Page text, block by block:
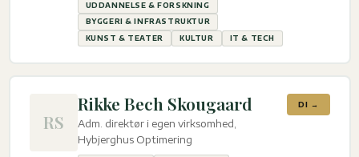
UDDANNELSE & FORSKNING
BYGGERI & INFRASTRUKTUR
KUNST & TEATER
KULTUR IT & TECH
RS
Rikke Bech Skougaard
Adm. direktør i egen virksomhed,
Hybjerghus Optimering
DI →